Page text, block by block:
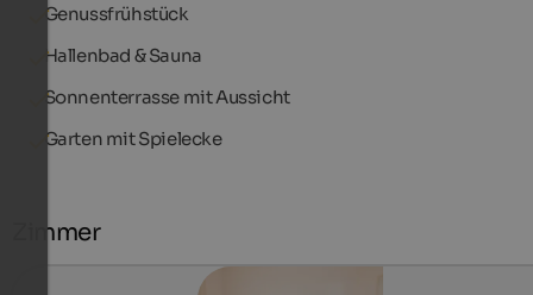
Genussfrühstück
Hallenbad & Sauna
Sonnenterrasse mit Aussicht
Garten mit Spielecke
Zimmer